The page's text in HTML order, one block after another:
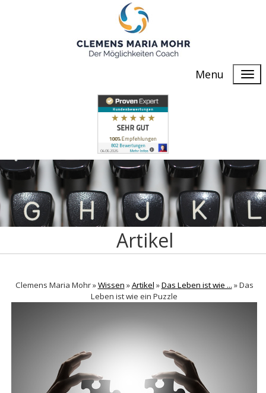
Menu
Artikel
Clemens Maria Mohr »Wissen »Artikel »Das Leben ist wie ... »Das
Leben ist wie ein Puzzle